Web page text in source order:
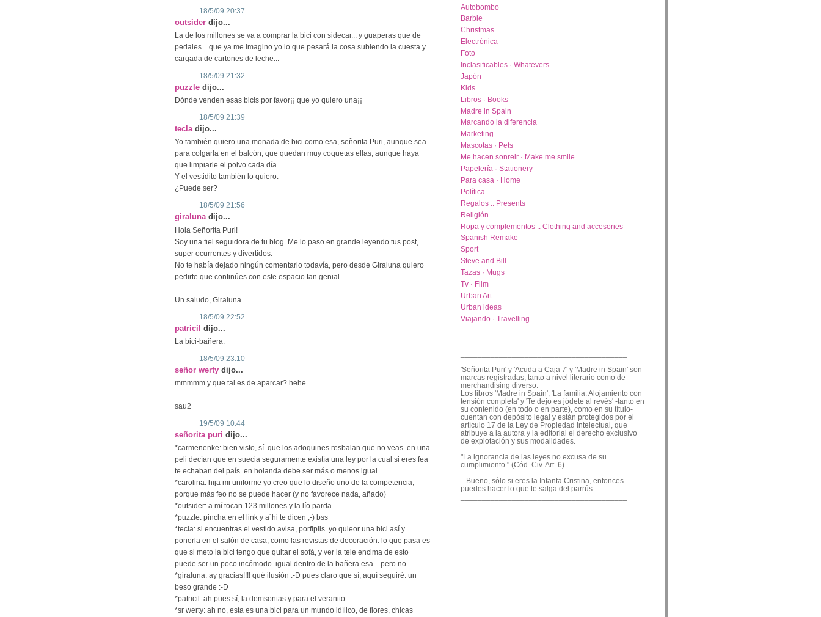
18/5/09 20:37
outsider dijo...
La de los millones se va a comprar la bici con sidecar... y guaperas que de
pedales... que ya me imagino yo lo que pesará la cosa subiendo la cuesta y
cargada de cartones de leche...
18/5/09 21:32
puzzle dijo...
Dónde venden esas bicis por favor¡¡ que yo quiero una¡¡
18/5/09 21:39
tecla dijo...
Yo también quiero una monada de bici como esa, señorita Puri, aunque sea
para colgarla en el balcón, que quedan muy coquetas ellas, aunque haya
que limpiarle el polvo cada día.
Y el vestidito también lo quiero.
¿Puede ser?
18/5/09 21:56
giraluna dijo...
Hola Señorita Puri!
Soy una fiel seguidora de tu blog. Me lo paso en grande leyendo tus post,
super ocurrentes y divertidos.
No te había dejado ningún comentario todavía, pero desde Giraluna quiero
pedirte que continúes con este espacio tan genial.
Un saludo, Giraluna.
18/5/09 22:52
patricil dijo...
La bici-bañera.
18/5/09 23:10
señor werty dijo...
mmmmm y que tal es de aparcar? hehe
sau2
19/5/09 10:44
señorita puri dijo...
*carmenenke: bien visto, sí. que los adoquines resbalan que no veas. en una
peli decían que en suecia seguramente existía una ley por la cual si eres fea
te echaban del país. en holanda debe ser más o menos igual.
*carolina: hija mi uniforme yo creo que lo diseño uno de la competencia,
porque más feo no se puede hacer (y no favorece nada, añado)
*outsider: a mí tocan 123 millones y la lío parda
*puzzle: pincha en el link y a´hi te dicen ;-) bss
*tecla: si encuentras el vestido avisa, porfiplis. yo quieor una bici así y
ponerla en el salón de casa, como las revistas de decoración. lo que pasa es
que si meto la bici tengo que quitar el sofá, y ver la tele encima de esto
puede ser un poco incómodo. igual dentro de la bañera esa... pero no.
*giraluna: ay gracias!!!! qué ilusión :-D pues claro que sí, aquí seguiré. un
beso grande :-D
*patricil: ah pues sí, la demsontas y para el veranito
*sr werty: ah no, esta es una bici para un mundo idílico, de flores, chicas
Autobombo
Barbie
Christmas
Electrónica
Foto
Inclasificables · Whatevers
Japón
Kids
Libros · Books
Madre in Spain
Marcando la diferencia
Marketing
Mascotas · Pets
Me hacen sonreir · Make me smile
Papelería · Stationery
Para casa · Home
Política
Regalos :: Presents
Religión
Ropa y complementos :: Clothing and accesories
Spanish Remake
Sport
Steve and Bill
Tazas · Mugs
Tv · Film
Urban Art
Urban ideas
Viajando · Travelling
'Señorita Puri' y 'Acuda a Caja 7' y 'Madre in Spain' son
marcas registradas, tanto a nivel literario como de
merchandising diverso.
Los libros 'Madre in Spain', 'La familia: Alojamiento con
tensión completa' y 'Te dejo es jódete al revés' -tanto en
su contenido (en todo o en parte), como en su título-
cuentan con depósito legal y están protegidos por el
artículo 17 de la Ley de Propiedad Intelectual, que
atribuye a la autora y la editorial el derecho exclusivo
de explotación y sus modalidades.
"La ignorancia de las leyes no excusa de su
cumplimiento." (Cód. Civ. Art. 6)
...Bueno, sólo si eres la Infanta Cristina, entonces
puedes hacer lo que te salga del parrús.